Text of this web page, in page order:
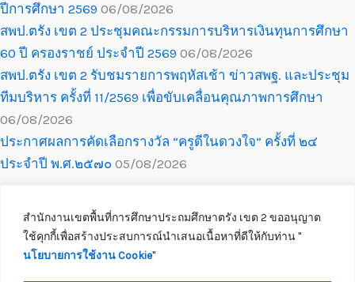
สำนักงานเขตพื้นที่การศึกษาประถมศึกษาตรัง เขต 2 ขออนุญาต
ใช้คุกกี้เพื่อสร้างประสบการณ์นำเสนอเนื้อหาที่ดีให้กับท่าน ''
นโยบายการใช้งาน Cookie''
ปีการศึกษา 2569 06/08/2026
สพป.ตรัง เขต 2 ประชุมคณะกรรมการบริหารเงินทุนการศึกษา
60 ปี ครองราชย์ ประจำปี 2569 06/08/2026
สพป.ตรัง เขต 2 รับชมรายการพฤหัสเช้า ข่าวสพฐ. และประชุม
ทีมบริหาร ครั้งที่ 11/2569 เพื่อขับเคลื่อนคุณภาพการศึกษา
06/08/2026
ประกาศผลการคัดเลือกรางวัล “ครูดีในดวงใจ” ครั้งที่ ๒๔
ประจำปี พ.ศ.๒๕๗๐ 05/08/2026
Copyright © 2026 สำนักงานเขตพื้นที่การศึกษาประถมศึกษาตรัง เขต 2